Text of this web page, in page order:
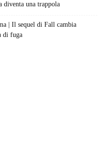
diventa una trappola
| Il sequel di Fall cambia
di fuga